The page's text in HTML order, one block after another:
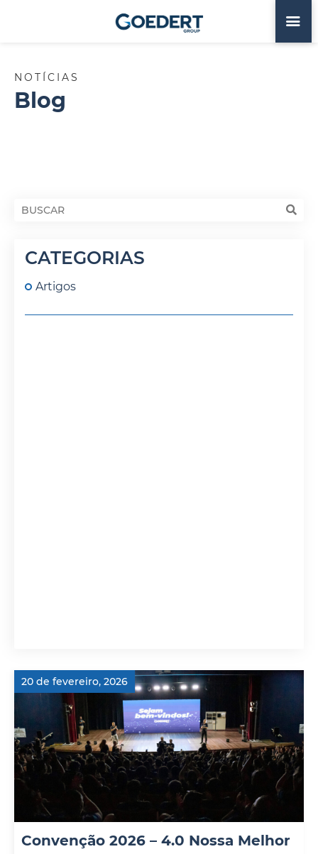
NOTÍCIAS
Blog
20 de fevereiro, 2026
Convenção 2026 – 4.0 Nossa Melhor
CATEGORIAS
Artigos